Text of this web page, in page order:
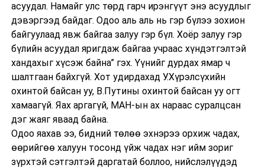
асуудал. Намайг улс төрд гарч ирэнгүүт энэ асуудлыг
дэвэргээд байдаг. Одоо аль аль нь гэр бүлээ зохион
байгуулаад явж байгаа залуу гэр бүл. Хоёр залуу гэр
бүлийн асуудал яригдаж байгаа учраас хүндэтгэлтэй
хандахыг хүсэж байна” гэх. Үүнийг дурдах ямар ч
шалтгаан байхгүй. Хот удирдахад У.Хүрэлсүхийн
охинтой байсан уу, В.Путины охинтой байсан уу огт
хамаагүй. Яах аргагүй, МАН-ын ах нараас суралцсан
дэг жаяг яваад байна.
Одоо яахав ээ, бидний төлөө эхнэрээ орхиж чадах,
өөрийгөө халуун тосонд үйж чадах нэг ийм зориг
зүрхтэй сэтгэлтэй даргатай боллоо, нийслэлүүдэд